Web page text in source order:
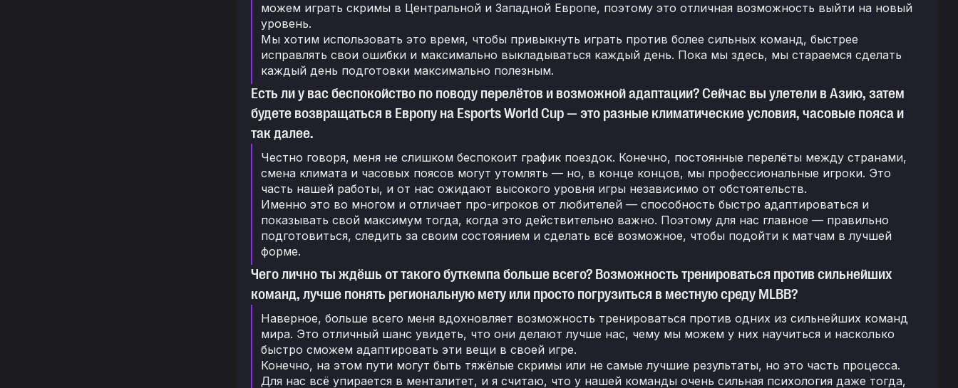
можем играть скримы в Центральной и Западной Европе, поэтому это отличная возможность выйти на новый
уровень.
Мы хотим использовать это время, чтобы привыкнуть играть против более сильных команд, быстрее
исправлять свои ошибки и максимально выкладываться каждый день. Пока мы здесь, мы стараемся сделать
каждый день подготовки максимально полезным.
Есть ли у вас беспокойство по поводу перелётов и возможной адаптации? Сейчас вы улетели в Азию, затем
будете возвращаться в Европу на Esports World Cup — это разные климатические условия, часовые пояса и
так далее.
Честно говоря, меня не слишком беспокоит график поездок. Конечно, постоянные перелёты между странами,
смена климата и часовых поясов могут утомлять — но, в конце концов, мы профессиональные игроки. Это
часть нашей работы, и от нас ожидают высокого уровня игры независимо от обстоятельств.
Именно это во многом и отличает про-игроков от любителей — способность быстро адаптироваться и
показывать свой максимум тогда, когда это действительно важно. Поэтому для нас главное — правильно
подготовиться, следить за своим состоянием и сделать всё возможное, чтобы подойти к матчам в лучшей
форме.
Чего лично ты ждёшь от такого буткемпа больше всего? Возможность тренироваться против сильнейших
команд, лучше понять региональную мету или просто погрузиться в местную среду MLBB?
Наверное, больше всего меня вдохновляет возможность тренироваться против одних из сильнейших команд
мира. Это отличный шанс увидеть, что они делают лучше нас, чему мы можем у них научиться и насколько
быстро сможем адаптировать эти вещи в своей игре.
Конечно, на этом пути могут быть тяжёлые скримы или не самые лучшие результаты, но это часть процесса.
Для нас всё упирается в менталитет, и я считаю, что у нашей команды очень сильная психология даже тогда,